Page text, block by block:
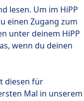
lesen. Um im HiPP
einen Zugang zum
unter deinem HiPP
wenn du deinen
diesen für
Mal in unserem